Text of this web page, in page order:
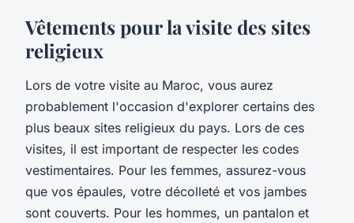
Vêtements pour la visite des sites
religieux
Lors de votre visite au Maroc, vous aurez
probablement l'occasion d'explorer certains des
plus beaux sites religieux du pays. Lors de ces
visites, il est important de respecter les codes
vestimentaires. Pour les femmes, assurez-vous
que vos épaules, votre décolleté et vos jambes
sont couverts. Pour les hommes, un pantalon et